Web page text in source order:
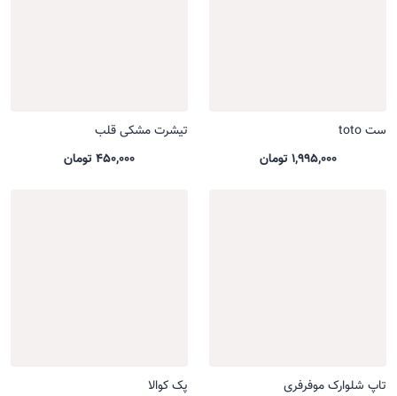
ست toto
1,995,000 تومان
تیشرت مشکی قلب
450,000 تومان
تاپ شلوارک موفرفری
پک کوالا